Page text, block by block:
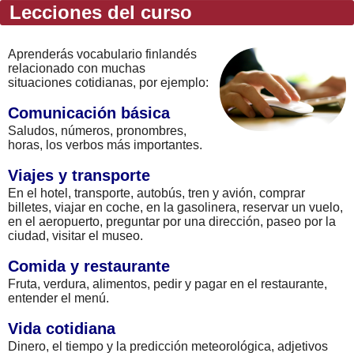
Lecciones del curso
Aprenderás vocabulario finlandés
relacionado con muchas
situaciones cotidianas, por ejemplo:
Comunicación básica
Saludos, números, pronombres,
horas, los verbos más importantes.
Viajes y transporte
En el hotel, transporte, autobús, tren y avión, comprar
billetes, viajar en coche, en la gasolinera, reservar un vuelo,
en el aeropuerto, preguntar por una dirección, paseo por la
ciudad, visitar el museo.
Comida y restaurante
Fruta, verdura, alimentos, pedir y pagar en el restaurante,
entender el menú.
Vida cotidiana
Dinero, el tiempo y la predicción meteorológica, adjetivos